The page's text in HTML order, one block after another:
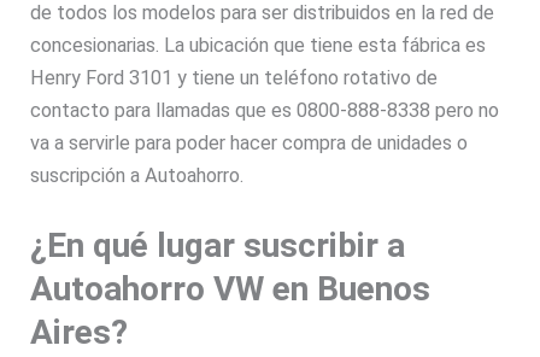
de todos los modelos para ser distribuidos en la red de
concesionarias. La ubicación que tiene esta fábrica es
Henry Ford 3101 y tiene un teléfono rotativo de
contacto para llamadas que es 0800-888-8338 pero no
va a servirle para poder hacer compra de unidades o
suscripción a Autoahorro.
¿En qué lugar suscribir a
Autoahorro VW en Buenos
Aires?